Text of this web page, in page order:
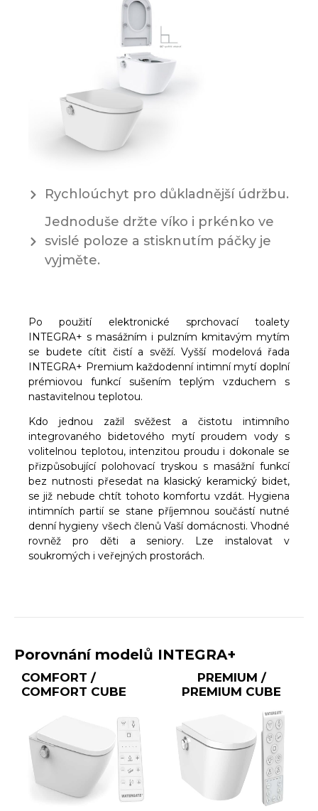
Rychloúchyt pro důkladnější údržbu.
Jednoduše držte víko i prkénko ve
svislé poloze a stisknutím páčky je
vyjměte.
Po použití elektronické sprchovací toalety
INTEGRA+ s masážním i pulzním kmitavým mytím
se budete cítit čistí a svěží. Vyšší modelová řada
INTEGRA+ Premium každodenní intimní mytí doplní
prémiovou funkcí sušením teplým vzduchem s
nastavitelnou teplotou.
Kdo jednou zažil svěžest a čistotu intimního
integrovaného bidetového mytí proudem vody s
volitelnou teplotou, intenzitou proudu i dokonale se
přizpůsobující polohovací tryskou s masážní funkcí
bez nutnosti přesedat na klasický keramický bidet,
se již nebude chtít tohoto komfortu vzdát. Hygiena
intimních partií se stane příjemnou součástí nutné
denní hygieny všech členů Vaší domácnosti. Vhodné
rovněž pro děti a seniory. Lze instalovat v
soukromých i veřejných prostorách.
Porovnání modelů INTEGRA+
COMFORT /
COMFORT CUBE
PREMIUM /
PREMIUM CUBE